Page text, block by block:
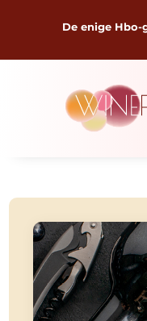
De enige